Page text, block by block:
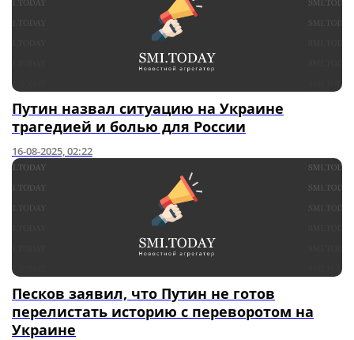
Путин назвал ситуацию на Украине
трагедией и болью для России
16-08-2025, 02:22
Песков заявил, что Путин не готов
перелистать историю с переворотом на
Украине